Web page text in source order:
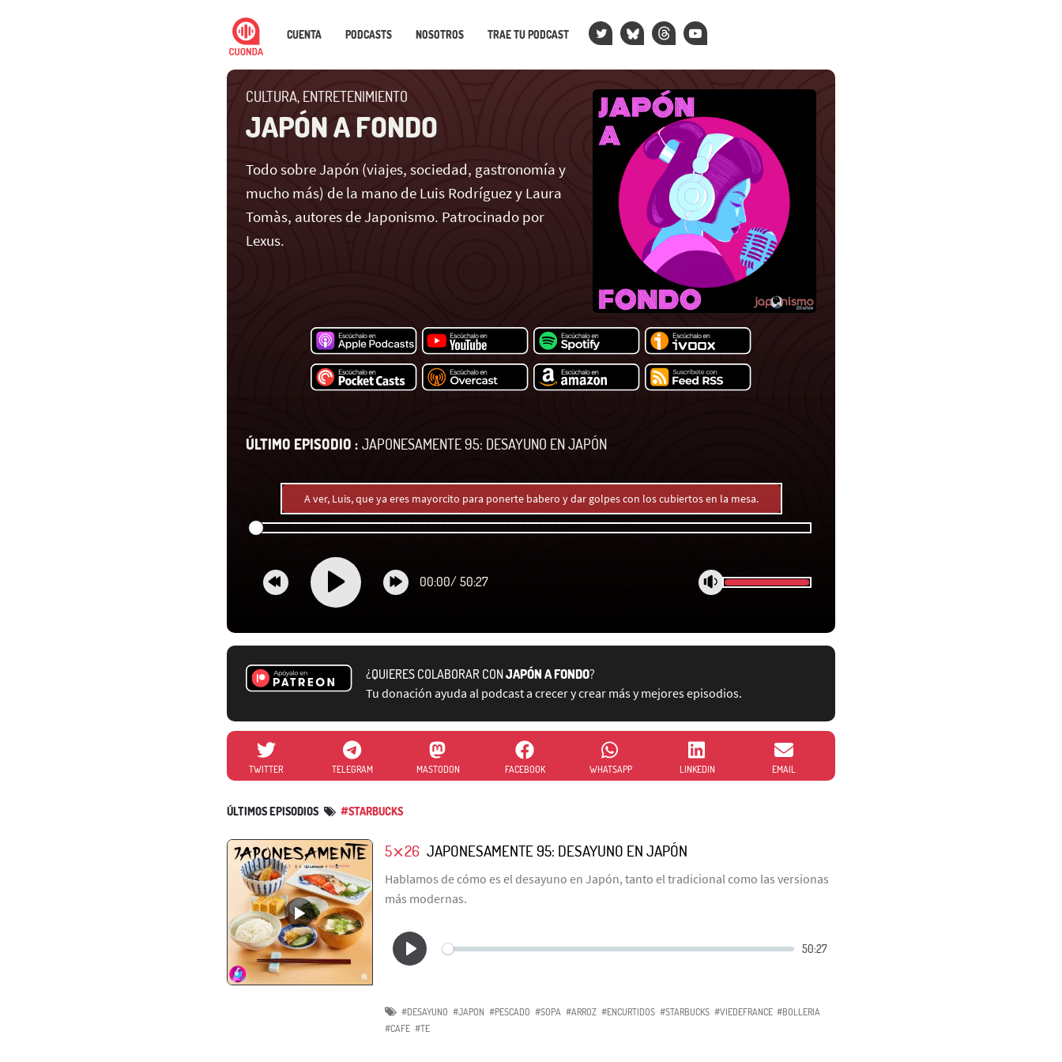
CUENTA PODCASTS NOSOTROS TRAE TU PODCAST
CULTURA, ENTRETENIMIENTO
JAPÓN A FONDO
Todo sobre Japón (viajes, sociedad, gastronomía y
mucho más) de la mano de Luis Rodríguez y Laura
Tomàs, autores de Japonismo. Patrocinado por
Lexus.
ÚLTIMO EPISODIO : JAPONESAMENTE 95: DESAYUNO EN JAPÓN
A ver, Luis, que ya eres mayorcito para ponerte babero y dar golpes con los cubiertos en la mesa.
00:00/ 50:27
¿QUIERES COLABORAR CONJAPÓN A FONDO?
Tu donación ayuda al podcast a crecer y crear más y mejores episodios.
TWITTER TELEGRAM MASTODON FACEBOOK WHATSAPP LINKEDIN EMAIL
ÚLTIMOS EPISODIOS #STARBUCKS
5⨯26 JAPONESAMENTE 95: DESAYUNO EN JAPÓN
Hablamos de cómo es el desayuno en Japón, tanto el tradicional como las versionas
más modernas.
#DESAYUNO #JAPON #PESCADO #SOPA #ARROZ #ENCURTIDOS #STARBUCKS #VIEDEFRANCE #BOLLERIA
#CAFE #TE